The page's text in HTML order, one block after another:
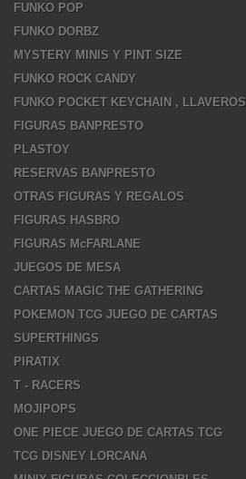
FUNKO POP
FUNKO DORBZ
MYSTERY MINIS Y PINT SIZE
FUNKO ROCK CANDY
FUNKO POCKET KEYCHAIN , LLAVEROS
FIGURAS BANPRESTO
PLASTOY
RESERVAS BANPRESTO
OTRAS FIGURAS Y REGALOS
FIGURAS HASBRO
FIGURAS McFARLANE
JUEGOS DE MESA
CARTAS MAGIC THE GATHERING
POKEMON TCG JUEGO DE CARTAS
SUPERTHINGS
PIRATIX
T - RACERS
MOJIPOPS
ONE PIECE JUEGO DE CARTAS TCG
TCG DISNEY LORCANA